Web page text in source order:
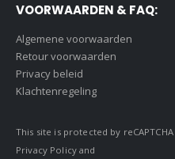
VOORWAARDEN & FAQ:
Algemene voorwaarden
Retour voorwaarden
Privacy beleid
Klachtenregeling
This site is protected by
Privacy Policyand